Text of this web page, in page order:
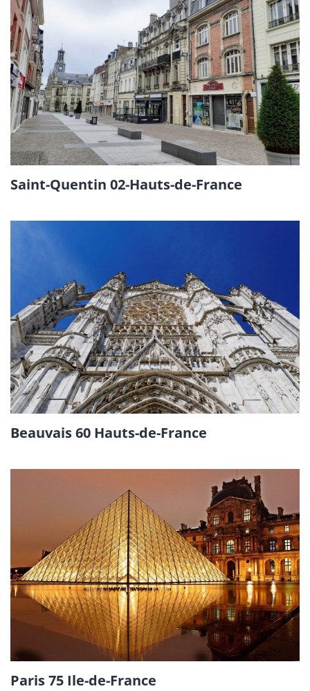
Saint-Quentin 02-Hauts-de-France
Beauvais 60 Hauts-de-France
Paris 75 Ile-de-France